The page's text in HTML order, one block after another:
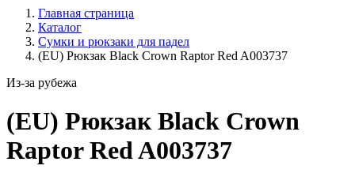
Главная страница
Каталог
Сумки и рюкзаки для падел
(EU) Рюкзак Black Crown Raptor Red A003737
Из-за рубежа
(EU) Рюкзак Black Crown
Raptor RedA003737